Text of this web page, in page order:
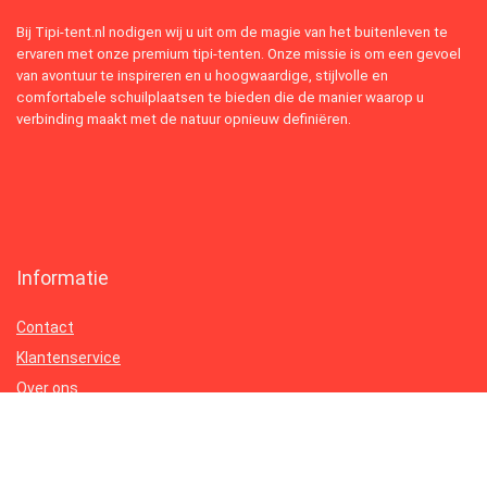
Bij Tipi-tent.nl nodigen wij u uit om de magie van het buitenleven te
ervaren met onze premium tipi-tenten. Onze missie is om een gevoel
van avontuur te inspireren en u hoogwaardige, stijlvolle en
comfortabele schuilplaatsen te bieden die de manier waarop u
verbinding maakt met de natuur opnieuw definiëren.
Informatie
Contact
Klantenservice
Over ons